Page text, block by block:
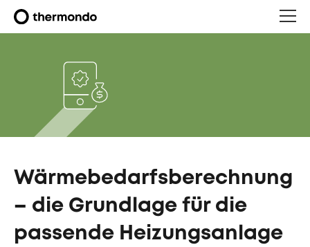
Wärmebedarfsberechnung
– die Grundlage für die
passende Heizungsanlage